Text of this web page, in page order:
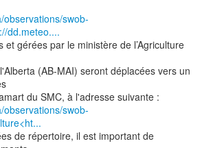
swob-
dd.meteo....
et gérées par le ministère de l’Agriculture
(AB-MAI) seront déplacées vers un
swob-
de répertoire, il est important de